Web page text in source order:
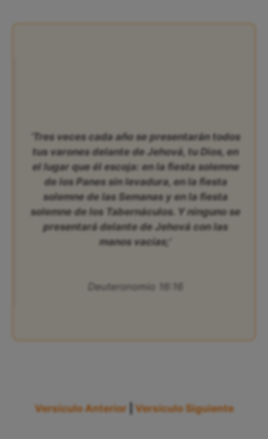
‘Tres veces cada año se presentarán todos
tus varones delante de Jehová, tu Dios, en
el lugar que él escoja: en la fiesta solemne
de los Panes sin levadura, en la fiesta
solemne de las Semanas y en la fiesta
solemne de los Tabernáculos. Y ninguno se
presentará delante de Jehová con las
manos vacías;’
Deuteronomio 16:16
Versículo Anterior Versículo Siguiente